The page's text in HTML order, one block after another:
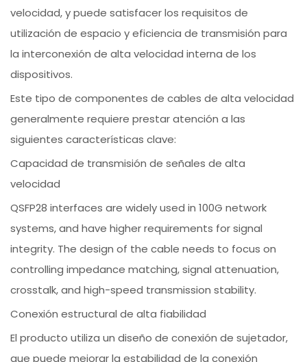
velocidad, y puede satisfacer los requisitos de
utilización de espacio y eficiencia de transmisión para
la interconexión de alta velocidad interna de los
dispositivos.
Este tipo de componentes de cables de alta velocidad
generalmente requiere prestar atención a las
siguientes características clave:
Capacidad de transmisión de señales de alta
velocidad
QSFP28 interfaces are widely used in 100G network
systems, and have higher requirements for signal
integrity. The design of the cable needs to focus on
controlling impedance matching, signal attenuation,
crosstalk, and high-speed transmission stability.
Conexión estructural de alta fiabilidad
El producto utiliza un diseño de conexión de sujetador,
que puede mejorar la estabilidad de la conexión